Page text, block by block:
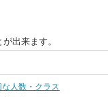
出来ます。
な人数・クラス